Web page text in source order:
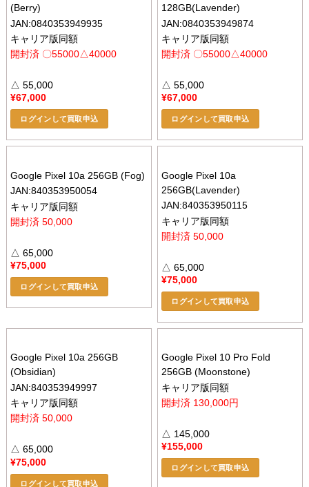
(Berry)
JAN:0840353949935
キャリア版同額
開封済 〇55000△40000
△ 55,000
¥67,000
ログインして買取申込
128GB(Lavender)
JAN:0840353949874
キャリア版同額
開封済 〇55000△40000
△ 55,000
¥67,000
ログインして買取申込
Google Pixel 10a 256GB (Fog)
JAN:840353950054
キャリア版同額
開封済 50,000
△ 65,000
¥75,000
ログインして買取申込
Google Pixel 10a
256GB(Lavender)
JAN:840353950115
キャリア版同額
開封済 50,000
△ 65,000
¥75,000
ログインして買取申込
Google Pixel 10a 256GB
(Obsidian)
JAN:840353949997
キャリア版同額
開封済 50,000
△ 65,000
¥75,000
ログインして買取申込
Google Pixel 10 Pro Fold
256GB (Moonstone)
キャリア版同額
開封済 130,000円
△ 145,000
¥155,000
ログインして買取申込